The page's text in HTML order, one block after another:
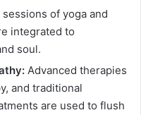
sessions of yoga and
integrated to
soul.
Advanced therapies
and traditional
are used to flush